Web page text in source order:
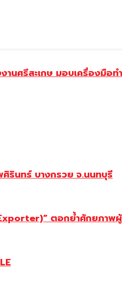
ศรีสะเกษ มอบเครื่องมือท
รินทร์ บางกรวย จ.นนทบุรี
ตอกย้ำศักยภาพผู้